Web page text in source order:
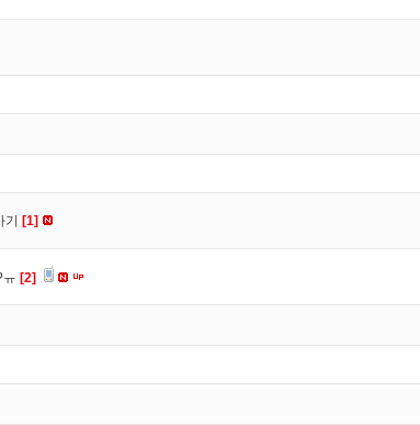
[1]
ㅠ [2]